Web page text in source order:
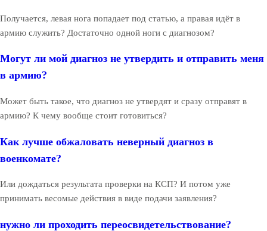
Получается, левая нога попадает под статью, а правая идёт в
армию служить? Достаточно одной ноги с диагнозом?
Могут ли мой диагноз не утвердить и отправить меня
в армию?
Может быть такое, что диагноз не утвердят и сразу отправят в
армию? К чему вообще стоит готовиться?
Как лучше обжаловать неверный диагноз в
военкомате?
Или дождаться результата проверки на КСП? И потом уже
принимать весомые действия в виде подачи заявления?
нужно ли проходить переосвидетельствование?